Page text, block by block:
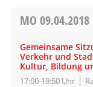
MO 09.04.2018
Gemeinsame
Verkehr und
Kultur, Bildung
17:00-19:50 Uhr